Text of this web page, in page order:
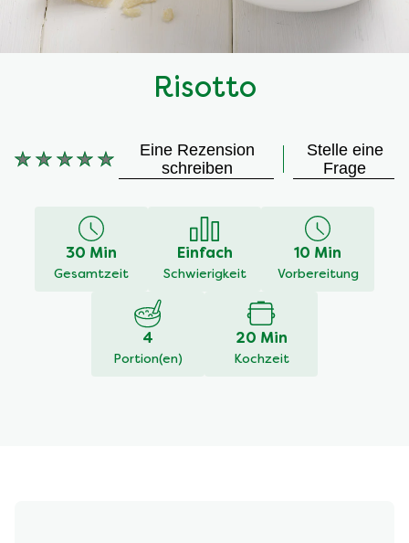
Risotto
Keine
recipe
Eine Rezension
schreiben
Stelle eine
Frage
30 Min
Gesamtzeit
Einfach
Schwierigkeit
10 Min
Vorbereitung
4
Portion(en)
20 Min
Kochzeit